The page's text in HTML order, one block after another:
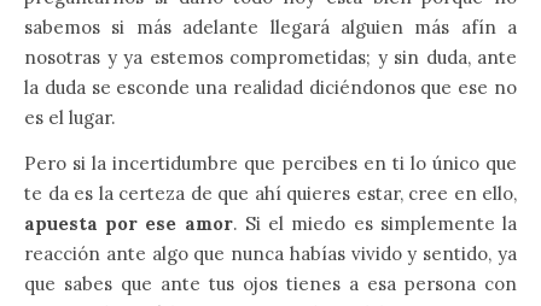
sabemos si más adelante llegará alguien más afín a
nosotras y ya estemos comprometidas; y sin duda, ante
la duda se esconde una realidad diciéndonos que ese no
es el lugar.
Pero si la incertidumbre que percibes en ti lo único que
te da es la certeza de que ahí quieres estar, cree en ello,
apuesta por ese amor. Si el miedo es simplemente la
reacción ante algo que nunca habías vivido y sentido, ya
que sabes que ante tus ojos tienes a esa persona con